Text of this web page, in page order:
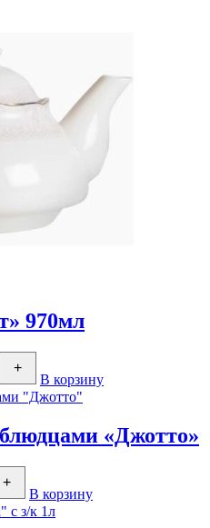
970мл
+
В корзину
«Джотто»
+
В корзину